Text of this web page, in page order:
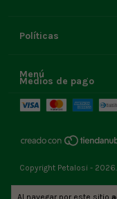
Al navegar por este sitio
Políticas
Menú
Medios de pago
Copyright Petalosi -